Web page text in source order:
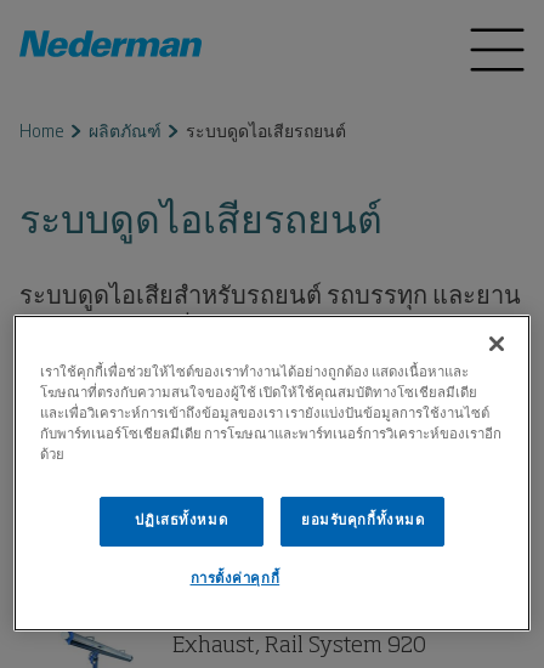
Home ผลิตภัณฑ์ ระบบดูดไอเสียรถยนต์
ระบบดูดไอเสียรถยนต์
ระบบดูดไอเสียสำหรับรถยนต์ รถบรรทุก และยาน
พาหนะประเภทอื่น ๆ ช่วยกำจัดไอเสียได้อย่าง
ปลอดภัยและมีประสิทธิภาพ เหมาะสำหรับอู่ซ่อม
รถ สถานีบริการ และสถานที่ฉุกเฉิน
Exhaust extraction of vehicle diesel
fumes. The best solution in workshops
with a high ceiling, where overhead
where high vehicles must pass.
Exhaust, Rail System 920
เราใช้คุกกี้เพื่อช่วยให้ไซต์ของเราทำงานได้อย่างถูกต้อง แสดงเนื้อหาและ
โฆษณาที่ตรงกับความสนใจของผู้ใช้ เปิดให้ใช้คุณสมบัติทางโซเชียลมีเดีย
และเพื่อวิเคราะห์การเข้าถึงข้อมูลของเรา เรายังแบ่งปันข้อมูลการใช้งานไซต์
กับพาร์ทเนอร์โซเชียลมีเดีย การโฆษณาและพาร์ทเนอร์การวิเคราะห์ของเราอีก
ด้วย
ปฏิเสธทั้งหมด ยอมรับคุกกี้ทั้งหมด
การตั้งค่าคุกกี้